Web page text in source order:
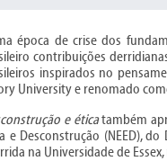
época de crise dos
contribuições
inspirados no
University e renomado
e éticatambém
e Desconstrução (NEED),
na Universidade de